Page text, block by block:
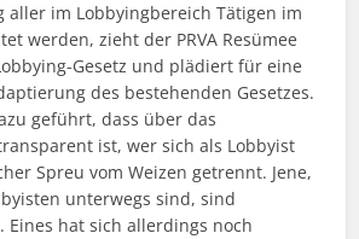
aller im Lobbyingbereich Tätigen im
werden, zieht der PRVA Resümee
Gesetz und plädiert für eine
des bestehenden Gesetzes.
geführt, dass über das
ist, wer sich als Lobbyist
Spreu vom Weizen getrennt. Jene,
unterwegs sind, sind
Eines hat sich allerdings noch